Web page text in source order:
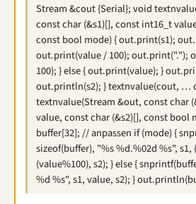
Stream &cout {Serial}; void
const char (&s1)[], const int16_t
const bool mode) { out.print(s1);
out.print(value / 100); out.print(".");
100); } else { out.print(value); }
out.println(s2); } textnvalue(cout, …
textnvalue(Stream &out, const char
value, const char (&s2)[], const bool
buffer[32]; // anpassen if (mode) {
sizeof(buffer), "%s %d.%02d %s", s1,
(value%100), s2); } else {
%d %s", s1, value, s2); }